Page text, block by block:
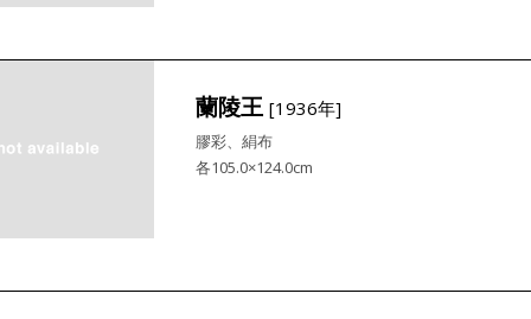
蘭陵王 [1936年]
膠彩、絹布
各105.0×124.0cm